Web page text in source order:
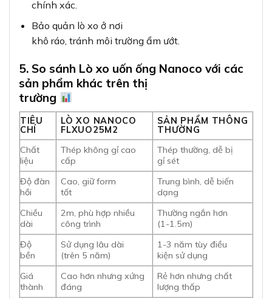
chính xác.
Bảo quản lò xo ở nơi
khô ráo, tránh môi trường ẩm ướt.
5. So sánh Lò xo uốn ống Nanoco với các
sản phẩm khác trên thị
trường
TIÊU
CHÍ
LÒ XO NANOCO
FLXUO25M2
SẢN PHẨM THÔNG
THƯỜNG
Chất
liệu
Thép không gỉ cao
cấp
Thép thường, dễ bị
gỉ sét
Độ đàn
hồi
Cao, giữ form
tốt
Trung bình, dễ biến
dạng
Chiều
dài
2m, phù hợp nhiều
công trình
Thường ngắn hơn
(1-1.5m)
Độ
bền
Sử dụng lâu dài
(trên 5 năm)
1-3 năm tùy điều
kiện sử dụng
Giá
thành
Cao hơn nhưng xứng
đáng
Rẻ hơn nhưng chất
lượng thấp